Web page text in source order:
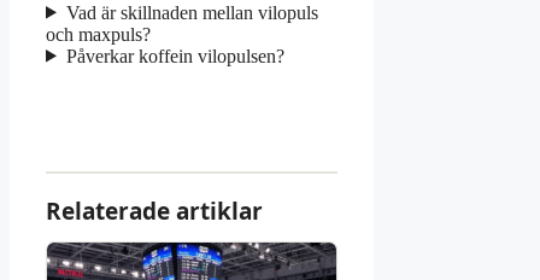
Vad är skillnaden mellan vilopuls
och maxpuls?
Påverkar koffein vilopulsen?
Relaterade artiklar